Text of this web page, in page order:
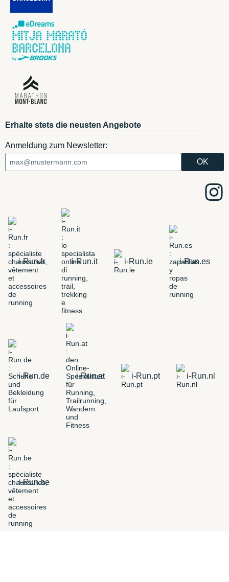
Erhalte stets die neusten Angebote
Anmeldung zum Newsletter:
i-Run.fr i-Run.it i-Run.ie i-Run.es
i-Run.de i-Run.at i-Run.pt i-Run.nl
i-Run.be